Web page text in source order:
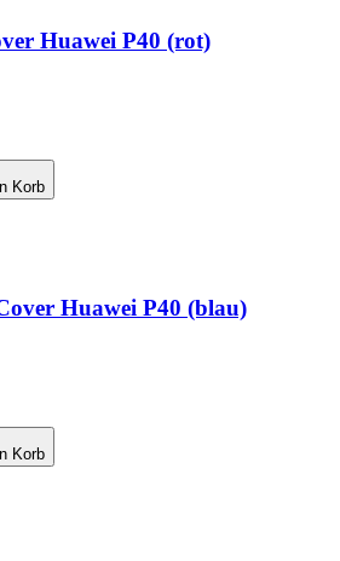
Huawei P40 (rot)
Korb
Huawei P40 (blau)
Korb